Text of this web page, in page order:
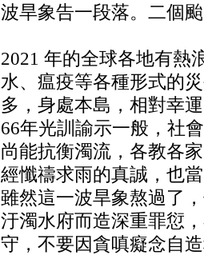
波旱象告一段落。二個
2021 年的全球各地有熱
水、瘟疫等各種形式的
多，身處本島，相對幸
66年光訓諭示一般，社
尚能抗衡濁流，各教各
經懺禱求雨的真誠，也
雖然這一波旱象熬過了
汙濁水府而造深重罪愆
守，不要因貪嗔癡念自